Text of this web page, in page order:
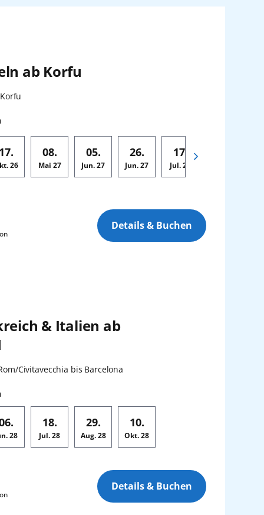
ab Korfu
17.
26
08.
Mai 27
05.
Jun.27
26.
Jun.27
17.
Jul.27
Details & Buchen
& Italien ab
Civitavecchia bis Barcelona
28
18.
Jul.28
29.
Aug. 28
10.
Okt.28
Details & Buchen